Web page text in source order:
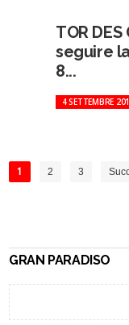
TOR
seguire
8...
4 SETTEMBRE
1 2 3
GRAN PARADISO